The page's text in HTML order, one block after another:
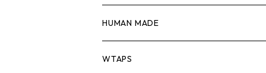
ジャケット
パンツ
シャツ
ジャケット
スウェット/ニット
シャツ
ロンTEE
スウェット/ニット
Tシャツ
ロンTEE
HUMAN MADE
Tシャツ
WTAPS